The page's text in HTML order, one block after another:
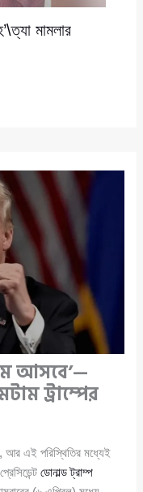
মামলার
আসবে’—
ট্রাম্পের
আর এই পরিস্থিতির মধ্যেই
ডোনাল্ড ট্রাম্প